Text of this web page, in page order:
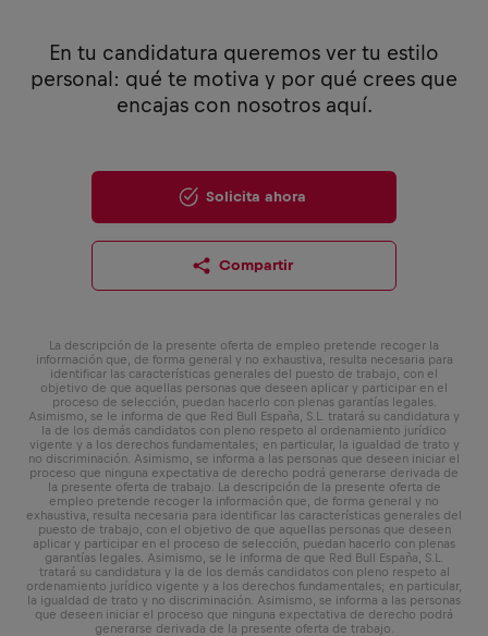
En tu candidatura queremos ver tu estilo
personal: qué te motiva y por qué crees que
encajas con nosotros aquí.
Solicita ahora
Compartir
La descripción de la presente oferta de empleo pretende recoger la
información que, de forma general y no exhaustiva, resulta necesaria para
identificar las características generales del puesto de trabajo, con el
objetivo de que aquellas personas que deseen aplicar y participar en el
proceso de selección, puedan hacerlo con plenas garantías legales.
Asimismo, se le informa de que Red Bull España, S.L. tratará su candidatura y
la de los demás candidatos con pleno respeto al ordenamiento jurídico
vigente y a los derechos fundamentales; en particular, la igualdad de trato y
no discriminación. Asimismo, se informa a las personas que deseen iniciar el
proceso que ninguna expectativa de derecho podrá generarse derivada de
la presente oferta de trabajo. La descripción de la presente oferta de
empleo pretende recoger la información que, de forma general y no
exhaustiva, resulta necesaria para identificar las características generales del
puesto de trabajo, con el objetivo de que aquellas personas que deseen
aplicar y participar en el proceso de selección, puedan hacerlo con plenas
garantías legales. Asimismo, se le informa de que Red Bull España, S.L.
tratará su candidatura y la de los demás candidatos con pleno respeto al
ordenamiento jurídico vigente y a los derechos fundamentales; en particular,
la igualdad de trato y no discriminación. Asimismo, se informa a las personas
que deseen iniciar el proceso que ninguna expectativa de derecho podrá
generarse derivada de la presente oferta de trabajo.